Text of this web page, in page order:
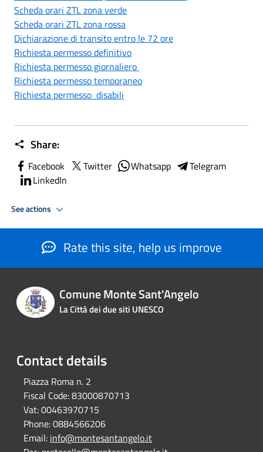
Scheda orari ZTL zona verde
Scheda orari ZTL zona rossa
Dichiarazione di transito entro le 72 ore
Richiesta permesso definitivo
Richiesta permesso giornaliero
Richiesta permesso temporaneo
Richiesta permesso disabili
Share:
Facebook Twitter Whatsapp
Telegram
LinkedIn
See actions
Rate this site, help us improve
Comune Monte Sant'Angelo
La Città dei due siti UNESCO
Contact details
Piazza Roma n. 2
Fiscal Code:83000870713
Vat:00463970715
Phone:0884566206
Email: info@montesantangelo.it